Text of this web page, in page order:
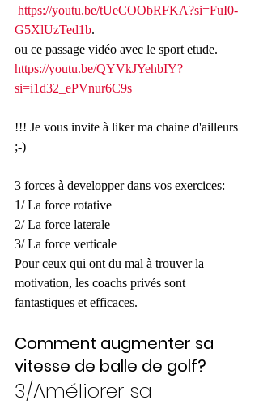
https://youtu.be/tUeCOObRFKA?si=FuI0-
G5XlUzTed1b.
ou ce passage vidéo avec le sport etude.
https://youtu.be/QYVkJYehbIY?
si=i1d32_ePVnur6C9s
!!! Je vous invite à liker ma chaine d'ailleurs
;-)
3 forces à developper dans vos exercices:
1/ La force rotative
2/ La force laterale
3/ La force verticale
Pour ceux qui ont du mal à trouver la
motivation, les coachs privés sont
fantastiques et efficaces.
Comment augmenter sa
vitesse de balle de golf?
3/Améliorer sa